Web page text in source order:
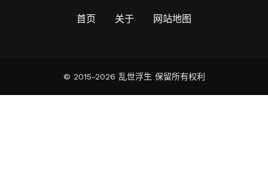
首页 关于 网站地图
© 2015-2026 乱世浮生 保留所有权利